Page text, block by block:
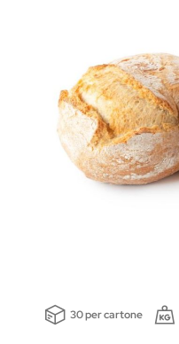
30 per cartone